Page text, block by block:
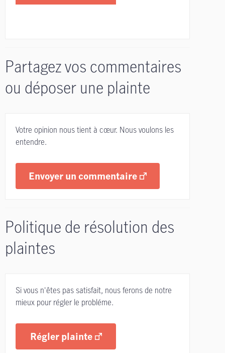
Partagez vos commentaires
ou déposer une plainte
Votre opinion nous tient à cœur. Nous voulons les
entendre.
Envoyer un commentaire
Politique de résolution des
plaintes
Si vous n'êtes pas satisfait, nous ferons de notre
mieux pour régler le probléme.
Régler plainte